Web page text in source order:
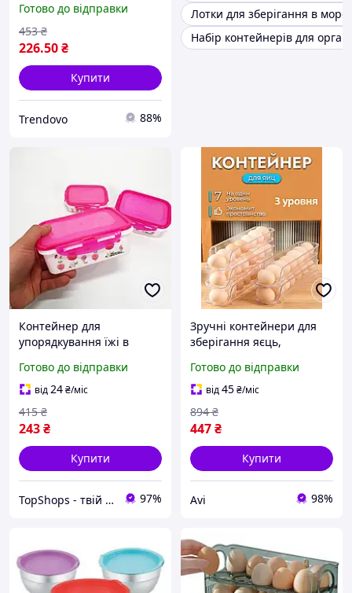
організації продуктів у
холодильнику
Готово до відправки
226.50₴
453 ₴
Купити
Trendovo 88%
Лотки для зберігання в
Набір контейнерів для
Контейнер для
упорядкування їжі в
UN-1511, Набір
контейнерів з харчового
пластику EX-68
Готово до відправки
від24₴/міс
243₴
415 ₴
Купити
TopShops - твій інтернет магазин 97%
Зручні контейнери для
зберігання яєць,
холодильник пластиковий
(3 рівні, Прозорий), AVI
Готово до відправки
від45₴/міс
447₴
894 ₴
Купити
Avi 98%